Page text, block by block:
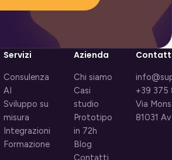
Servizi
Consulenza
AI
Sviluppo su
misura
Integrazioni
Formazione
Azienda
Chi siamo
Casi
studio
Prototipo
in 72h
Blog
Contatti
+39 375
Via
81031